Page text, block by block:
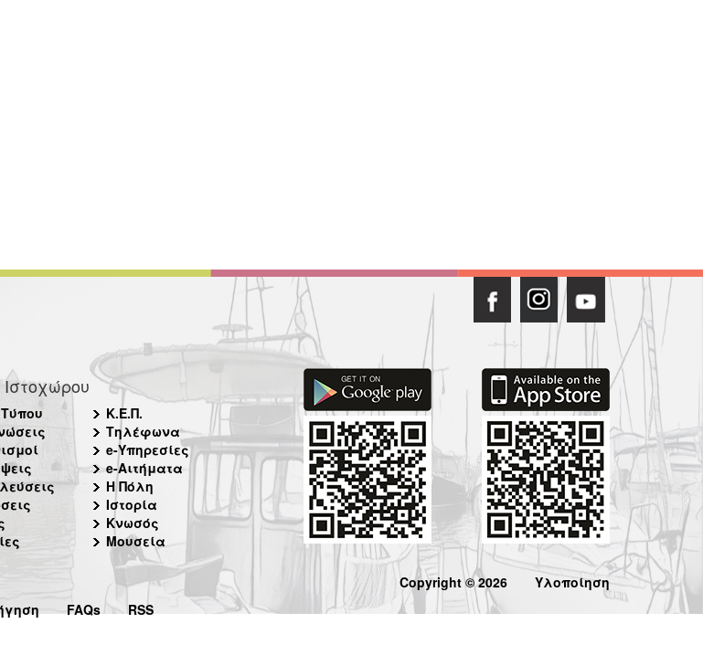
Κ.Ε.Π.
Τηλέφωνα
e-Υπηρεσίες
e-Αιτήματα
Η Πόλη
Ιστορία
Κνωσός
Μουσεία
FAQs RSS
Copyright © 2026 Υλοποίηση